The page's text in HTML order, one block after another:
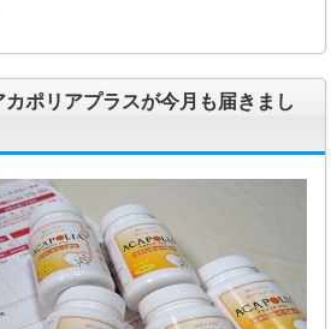
ポリアプラスが今月も届きまし